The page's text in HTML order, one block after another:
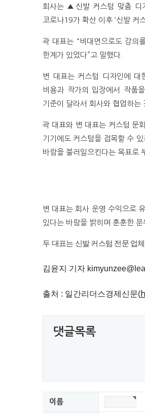
회사는 ▲신발 커스텀 맞춤 디
코로나19가 확산 이후 ‘신발 커
곽 대표는 “비대면으로도 강의
한계가 있었다”고 말했다.
변 대표는 커스텀 디자인에
비용과 작가의 입장에서 작품
기준이 달라서 회사와 협업하는
곽 대표와 변 대표는 커스텀 문
기기에도 커스텀을 접목할 수
바람을 불러일으킨다는 목표로
변 대표는 회사 운영 수익으로
있다는 바람을 밝히며 훈훈한 분
두 대표는 신발 커스텀 전문 업
김윤지 기자
출처 : 일간리더스경제신문(
댓글목록
이름